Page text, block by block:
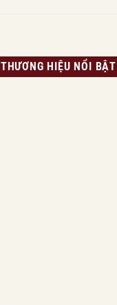
THƯƠNG HIỆU NỔI BẬT